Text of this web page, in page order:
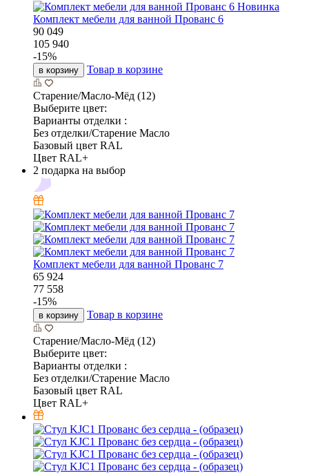
Новинка
Комплект мебели для ванной Прованс 6
90 049
105 940
-15%
в корзину Товар в корзине
Старение/Масло-Мёд (12)
Выберите цвет:
Варианты отделки :
Без отделки/Старение Масло
Базовый цвет RAL
Цвет RAL+
2 подарка на выбор
Комплект мебели для ванной Прованс 7
65 924
77 558
-15%
в корзину Товар в корзине
Старение/Масло-Мёд (12)
Выберите цвет:
Варианты отделки :
Без отделки/Старение Масло
Базовый цвет RAL
Цвет RAL+